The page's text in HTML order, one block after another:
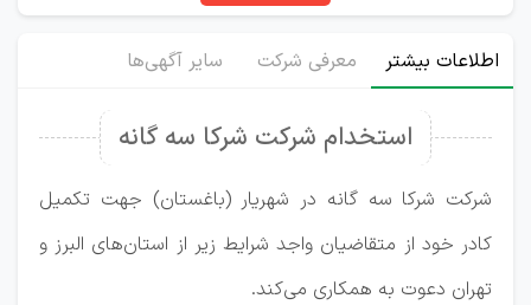
اطلاعات بیشتر معرفی شرکت سایر آگهی‌ها
استخدام شرکت شرکا سه گانه
شرکت شرکا سه گانه در شهریار (باغستان) جهت تکمیل
کادر خود از متقاضیان واجد شرایط زیر از استان‌های البرز و
تهران دعوت به همکاری می‌کند.